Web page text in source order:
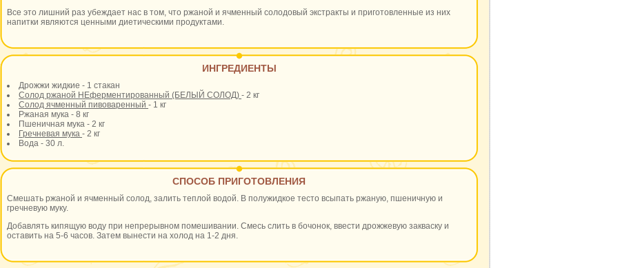
Все это лишний раз убеждает нас в том, что ржаной и ячменный солодовый экстракты и приготовленные из них
напитки являются ценными диетическими продуктами.
ИНГРЕДИЕНТЫ
Дрожжи жидкие - 1 стакан
Солод ржаной НЕферментированный (БЕЛЫЙ СОЛОД) - 2 кг
Солод ячменный пивоваренный - 1 кг
Ржаная мука - 8 кг
Пшеничная мука - 2 кг
Гречневая мука - 2 кг
Вода - 30 л.
СПОСОБ ПРИГОТОВЛЕНИЯ
Смешать ржаной и ячменный солод, залить теплой водой. В полужидкое тесто всыпать ржаную, пшеничную и
гречневую муку.
Добавлять кипящую воду при непрерывном помешивании. Смесь слить в бочонок, ввести дрожжевую закваску и
оставить на 5-6 часов. Затем вынести на холод на 1-2 дня.